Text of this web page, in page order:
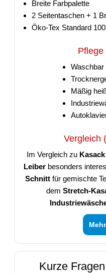
Breite Farbpalette
2 Seitentaschen + 1
Öko-Tex Standard
Pflege
Waschbar
Mäßig
Vergleich
Im Vergleich zu
Leiberbesonders
Schnittfür gemischte
dem Stretch-
Kurze